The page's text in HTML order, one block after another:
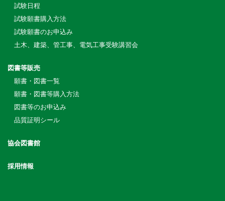
試験日程
試験願書購入方法
試験願書のお申込み
土木、建築、管工事、電気工事受験講習会
図書等販売
願書・図書一覧
願書・図書等購入方法
図書等のお申込み
品質証明シール
協会図書館
採用情報